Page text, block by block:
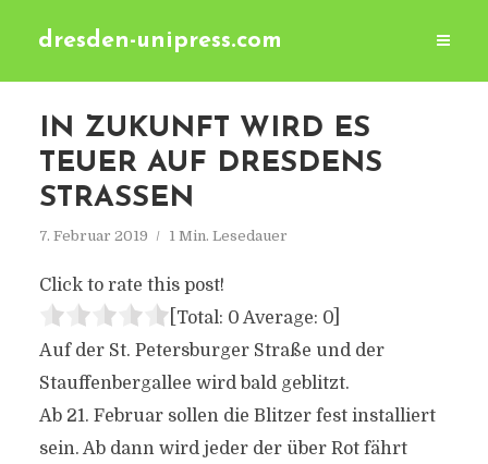
dresden-unipress.com
IN ZUKUNFT WIRD ES
TEUER AUF DRESDENS
STRASSEN
7. Februar 2019 1 Min. Lesedauer
Click to rate this post!
[Total: 0 Average: 0]
Auf der St. Petersburger Straße und der
Stauffenbergallee wird bald geblitzt.
Ab 21. Februar sollen die Blitzer fest installiert
sein. Ab dann wird jeder der über Rot fährt